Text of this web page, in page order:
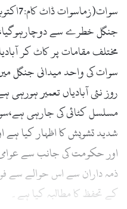
جنگل خطرے سے
مختلف مقامات پر کاٹ کر
سوات کی واحد میدانی جنگل
روز نئی آبادیاں تعمیر
مسلسل کٹائی کی جارہی
شدید تشویش کا اظہار کیا ہے
اور حکومت کی جانب سے عوامی
ذمہ داران سے اس حوالے سے
کے تحفظ کا مطالبہ کیا ہے۔